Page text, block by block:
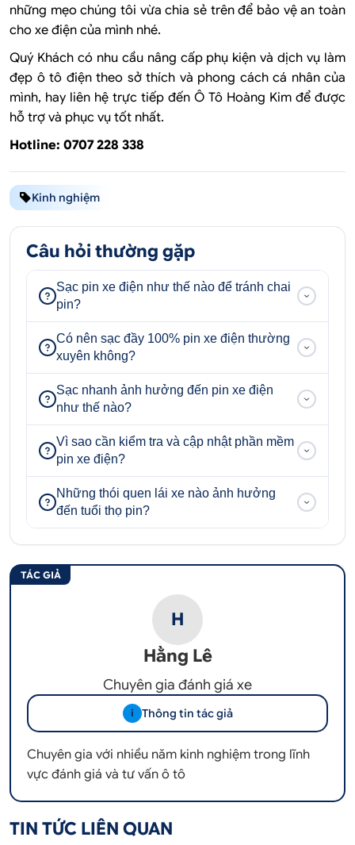
những mẹo chúng tôi vừa chia sẻ trên để bảo vệ an toàn
cho xe điện của mình nhé.
Quý Khách có nhu cầu nâng cấp phụ kiện và dịch vụ làm
đẹp ô tô điện theo sở thích và phong cách cá nhân của
mình, hay liên hệ trực tiếp đến Ô Tô Hoàng Kim để được
hỗ trợ và phục vụ tốt nhất.
Hotline: 0707 228 338
Kinh nghiệm
Câu hỏi thường gặp
Sạc pin xe điện như thế nào để tránh chai
pin?
Có nên sạc đầy 100% pin xe điện thường
xuyên không?
Sạc nhanh ảnh hưởng đến pin xe điện
như thế nào?
Vì sao cần kiểm tra và cập nhật phần mềm
pin xe điện?
Những thói quen lái xe nào ảnh hưởng
đến tuổi thọ pin?
TÁC GIẢ
H
Hằng Lê
Chuyên gia đánh giá xe
i Thông tin tác giả
Chuyên gia với nhiều năm kinh nghiệm trong lĩnh
vực đánh giá và tư vấn ô tô
TIN TỨC LIÊN QUAN